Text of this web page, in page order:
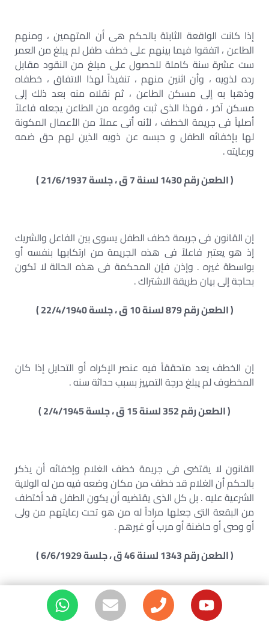
إذا كانت الواقعة الثابتة بالحكم هى أن المتهمين ، ومنهم
الطاعن ، اتفقوا فيما بينهم على خطف طفل لم يبلغ من العمر
ست عشرة سنة كاملة للحصول على مبلغ من النقود مقابل
رده لذويه ، وأن اثنين منهم ، تنفيذاً لهذا الاتفاق ، خطفاه
وذهبا به إلى مسكن الطاعن ، ثم نقلاه منه بعد ذلك إلى
مسكن آخر ، فهذا الذى ثبت وقوعه من الطاعن يجعله فاعلاً
أصلياً فى جريمة الخطف ، لأنه أتى عملاً من الأعمال المكونة
لها بإخفائه الطفل و حبسه عن ذويه الذين لهم حق ضمه
ورعايته .
( الطعن رقم 1430 لسنة 7 ق ، جلسة 21/6/1937 )
إن القانون فى جريمة خطف الطفل يسوى بين الفاعل والشريك
إذ هو يعتبر فاعلاً فى هذه الجريمة من ارتكابها بنفسه أو
بواسطة غيره . وإذن فإن المحكمة فى هذه الحالة لا تكون
بحاجة إلى بيان طريقة الاشتراك .
( الطعن رقم 879 لسنة 10 ق ، جلسة 22/4/1940 )
إن الخطف يعد متحققاً فيه عنصر الإكراه أو التحايل إذا كان
المخطوف لم يبلغ درجة التمييز بسبب حداثة سنه .
( الطعن رقم 352 لسنة 15 ق ، جلسة 2/4/1945 )
القانون لا يقتضى فى جريمة خطف الغلام وإخفائه أن يذكر
بالحكم أن الغلام قد خطف من مكان وضعه فيه من له الولاية
الشرعية عليه . بل كل الذى يقتضيه أن يكون الطفل قد أختطف
من البقعة التى جعلها مراداً له من هو تحت رعايتهم من ولى
أو وصى أو حاضنة أو مرب أو غيرهم .
( الطعن رقم 1343 لسنة 46 ق ، جلسة 6/6/1929 )
جريمة الخطف تتركب من فعلين أساسيين : ” الأول ” انتزاع